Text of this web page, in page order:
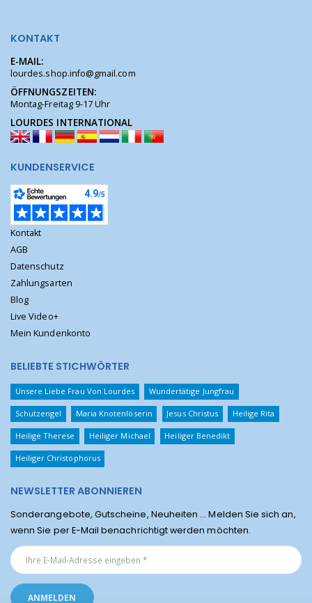
KONTAKT
E-MAIL:
lourdes.shop.info@gmail.com
ÖFFNUNGSZEITEN:
Montag-Freitag 9-17 Uhr
LOURDES INTERNATIONAL
KUNDENSERVICE
Kontakt
AGB
Datenschutz
Zahlungsarten
Blog
Live Video+
Mein Kundenkonto
BELIEBTE STICHWÖRTER
Unsere Liebe Frau Von Lourdes Wundertätige Jungfrau
Schutzengel Maria Knotenlöserin Jesus Christus Heilige Rita
Heilige Therese Heiliger Michael Heiliger Benedikt
Heiliger Christophorus
NEWSLETTER ABONNIEREN
Sonderangebote, Gutscheine, Neuheiten ... Melden Sie sich an,
wenn Sie per E-Mail benachrichtigt werden möchten.